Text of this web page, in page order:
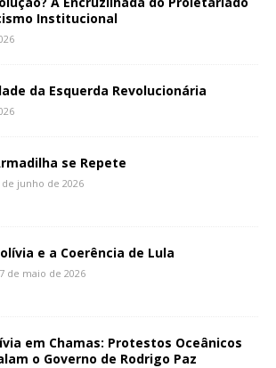
Institucional
da Esquerda Revolucionária
se Repete
de junho de 2026
e a Coerência de Lula
de maio de 2026
em Chamas: Protestos Oceânicos
o Governo de Rodrigo Paz